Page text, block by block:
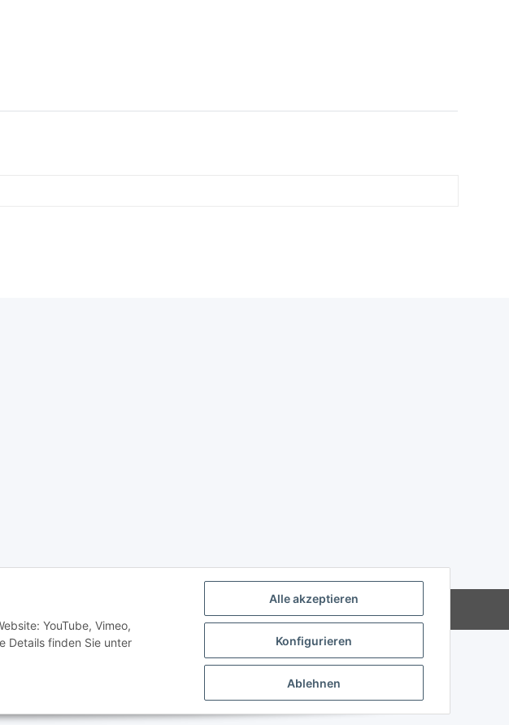
Alle akzeptieren
Konfigurieren
Ablehnen
YouTube, Vimeo,
Details finden Sie unter